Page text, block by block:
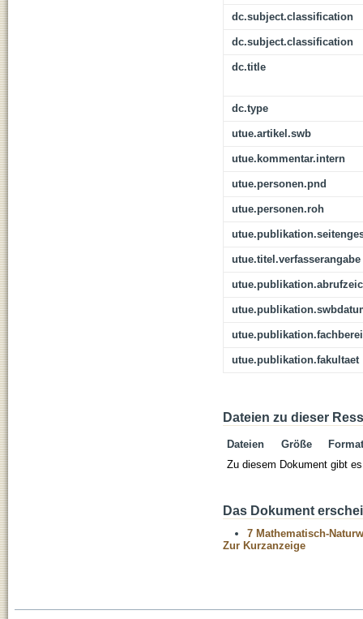
dc.subject.classification
dc.subject.classification
dc.title
dc.type
utue.artikel.swb
utue.kommentar.intern
utue.personen.pnd
utue.personen.roh
utue.titel.verfasserangabe
utue.publikation.fakultaet
Dateien zu dieser
Dateien Größe
Format
Zu diesem Dokument gibt
Das Dokument
7 Mathematisch-
Zur Kurzanzeige